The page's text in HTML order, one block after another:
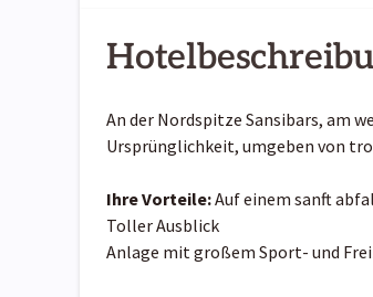
An der Nordspitze Sansibars, am
Ursprünglichkeit, umgeben von
Ihre Vorteile:Auf einem sanft
Toller Ausblick
Anlage mit großem Sport- und